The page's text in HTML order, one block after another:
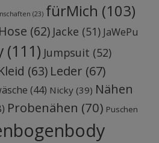
(23) fürMich (103)
Hose (62) Jacke (51) JaWePu
(111) Jumpsuit (52)
(63) Leder (67)
(44) Nicky (39) Nähen
Probenähen (70) Puschen